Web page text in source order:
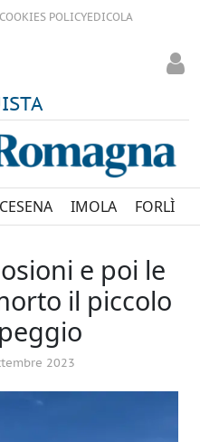
COOKIES POLICYEDICOLA
CESENA IMOLA FORLÌ
e poi le
il piccolo
2023